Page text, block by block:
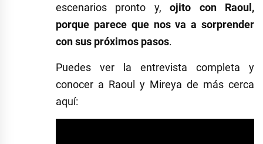
escenarios pronto y,ojito con Raoul,
porque parece que nos va a sorprender
con sus próximos pasos.
Puedes ver la entrevista completa y
conocer a Raoul y Mireya de más cerca
aquí: